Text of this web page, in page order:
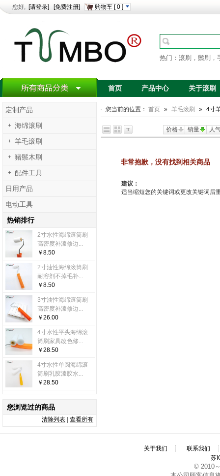
您好, [请登录] [免费注册] 购物车 [ 0 ]
热门：滚刷，鬃刷，
首页 产品中心 关于滚刷
您当前的位置： 首页 » 羊毛滚刷 » 4寸
价格 销量 人
非常抱歉，没有找到相关商品
建议：
适当缩短您的关键词或更改关键词后
定制产品
+ 海绵滚刷
+ 羊毛滚刷
+ 猪鬃木刷
+ 配件工具
日用产品
电动工具
热销排行
2寸水性海绵滚筒刷
高密度补漆修边...
￥8.50
2寸油性海绵滚筒刷
耐溶剂不掉毛补...
￥8.50
3寸油性海绵滚筒刷
高密度补漆修边...
￥26.00
4寸水性平头海绵滚
筒刷家具改色修...
￥28.50
4寸水性单圆海绵滚
筒刷乳胶漆胶水...
￥28.50
您浏览过的商品
清除列表 查看所有
关于我们
联系我们
苏
© 2010